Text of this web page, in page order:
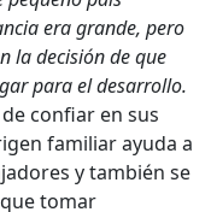
era grande, pero
la decisión de que
para el desarrollo.
confiar en sus
familiar ayuda a
y también se
tomar